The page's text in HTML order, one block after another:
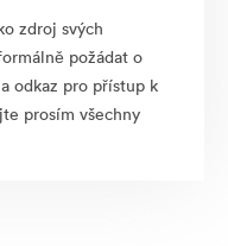
zdroj svých
požádat o
odkaz pro přístup k
prosím všechny